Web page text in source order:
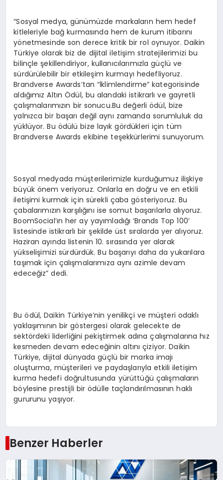
“Sosyal medya, günümüzde markaların hem hedef
kitleleriyle bağ kurmasında hem de kurum itibarını
yönetmesinde son derece kritik bir rol oynuyor. Daikin
Türkiye olarak biz de dijital iletişim stratejilerimizi bu
bilinçle şekillendiriyor, kullanıcılarımızla güçlü ve
sürdürülebilir bir etkileşim kurmayı hedefliyoruz.
Brandverse Awards’tan “İklimlendirme” kategorisinde
aldığımız Altın Ödül, bu alandaki istikrarlı ve gayretli
çalışmalarımızın bir sonucu.Bu değerli ödül, bize
yalnızca bir başarı değil aynı zamanda sorumluluk da
yüklüyor. Bu ödülü bize layık gördükleri için tüm
Brandverse Awards ekibine teşekkürlerimi sunuyorum.
Sosyal medyada müşterilerimizle kurduğumuz ilişkiye
büyük önem veriyoruz. Onlarla en doğru ve en etkili
iletişimi kurmak için sürekli çaba gösteriyoruz. Bu
çabalarımızın karşılığını ise somut başarılarla alıyoruz.
BoomSocial’ın her ay yayımladığı ‘Brands Top 100’
listesinde istikrarlı bir şekilde üst sıralarda yer alıyoruz.
Haziran ayında listenin 10. sırasında yer alarak
yükselişimizi sürdürdük. Bu başarıyı daha da yukarılara
taşımak için çalışmalarımıza aynı azimle devam
edeceğiz” dedi.
Bu ödül, Daikin Türkiye’nin yenilikçi ve müşteri odaklı
yaklaşımının bir göstergesi olarak gelecekte de
sektördeki liderliğini pekiştirmek adına çalışmalarına hız
kesmeden devam edeceğinin altını çiziyor. Daikin
Türkiye, dijital dünyada güçlü bir marka imajı
oluşturma, müşterileri ve paydaşlarıyla etkili iletişim
kurma hedefi doğrultusunda yürüttüğü çalışmaların
böylesine prestijli bir ödülle taçlandırılmasının haklı
gururunu yaşıyor.
Benzer Haberler